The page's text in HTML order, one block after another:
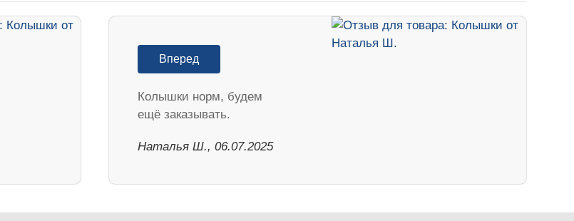
Вперед
Колышки норм, будем
ещё заказывать.
Наталья Ш., 06.07.2025